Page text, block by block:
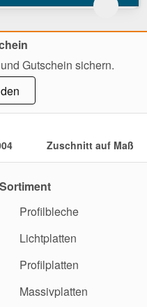
Gutschein sichern.
Zuschnitt auf Maß
Sortiment
Profilbleche
Lichtplatten
Profilplatten
Massivplatten